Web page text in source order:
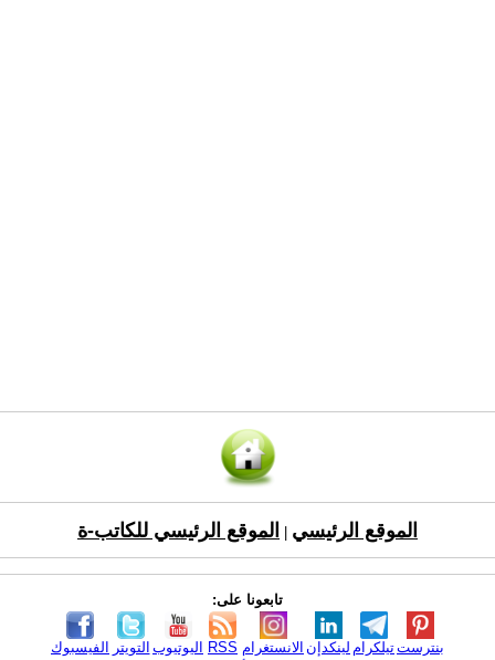
الموقع الرئيسي الموقع الرئيسي للكاتب-ة
تابعونا على:
الفيسبوك التويتر اليوتيوب RSS الانستغرام لينكدإن تيلكرامبنترست